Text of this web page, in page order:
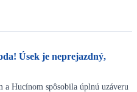
Úsek je neprejazdný,
Hucínom spôsobila úplnú uzáveru